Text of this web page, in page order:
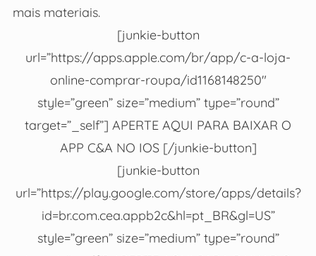
mais materiais.
[junkie-button
url=”https://apps.apple.com/br/app/c-a-loja-
online-comprar-roupa/id1168148250″
style=”green” size=”medium” type=”round”
target=”_self”] APERTE AQUI PARA BAIXAR O
APP C&A NO IOS [/junkie-button]
[junkie-button
url=”https://play.google.com/store/apps/details?
id=br.com.cea.appb2c&hl=pt_BR&gl=US”
style=”green” size=”medium” type=”round”